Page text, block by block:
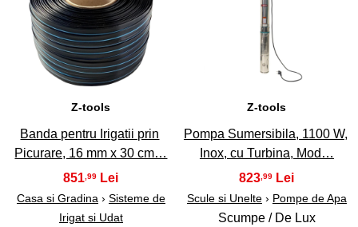
43
Z-tools
Banda pentru Irigatii prin
Picurare, 16 mm x 30 cm…
851 ,99
Casa si Gradina › Sisteme de
Irigat si Udat
44
Z-tools
Pompa Sumersibila, 1100 W,
Inox, cu Turbina, Mod…
823 ,99
Scule si Unelte› Pompe de Apa
Scumpe / De Lux